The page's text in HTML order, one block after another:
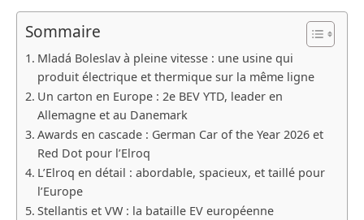
Sommaire
Mladá Boleslav à pleine vitesse : une usine qui
produit électrique et thermique sur la même ligne
Un carton en Europe : 2e BEV YTD, leader en
Allemagne et au Danemark
Awards en cascade : German Car of the Year 2026 et
Red Dot pour l’Elroq
L’Elroq en détail : abordable, spacieux, et taillé pour
l’Europe
Stellantis et VW : la bataille EV européenne